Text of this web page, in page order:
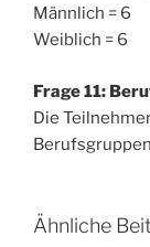
Männlich = 6
Weiblich = 6
Frage 11:
Die
Ähnliche